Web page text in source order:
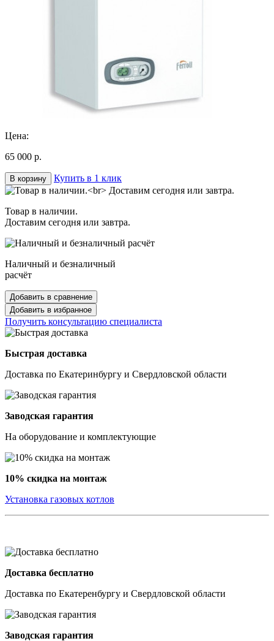
Цена:
65 000 р.
В корзину Купить в 1 клик
Товар в наличии.
Доставим сегодня или завтра.
Наличный и безналичный
расчёт
Добавить в сравнение
Добавить в избранное
Получить консультацию специалиста
Быстрая доставка
Доставка по Екатеринбургу и Свердловской области
Заводская гарантия
На оборудование и комплектующие
10% скидка на монтаж
Установка газовых котлов
Доставка бесплатно
Доставка по Екатеренбургу и Свердловской области
Заводская гарантия